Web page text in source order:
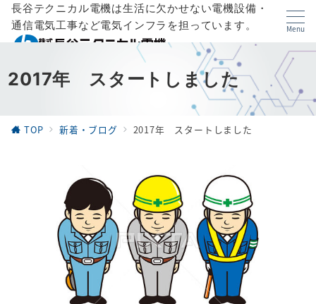
Menu
長谷テクニカル電機は生活に欠かせない電機設備・
通信電気工事など電気インフラを担っています。
2017年 スタートしました
TOP 新着・ブログ 2017年 スタートしました